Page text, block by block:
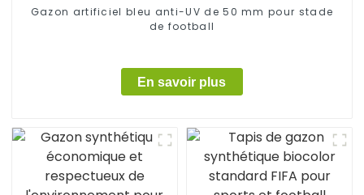
Gazon artificiel bleu anti-UV de 50 mm pour stade
de football
En savoir plus